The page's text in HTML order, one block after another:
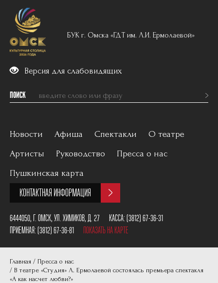
БУК г. Омска «ГДТ им. Л.И. Ермолаевой»
Версия для слабовидящих
ПОИСК
Новости Афиша Спектакли
Вечерний репертуар
Пушкинская карта
О театре
История
Наши партнеры
Артисты Руководство
Пресса о нас
Пушкинская карта
КОНТАКТНАЯ ИНФОРМАЦИЯ
6444050, Г. ОМСК, УЛ. ХИМИКОВ, Д. 27 КАССА:(3812) 67-36-31
ПРИЕМНАЯ:(3812) 67-36-81 ПОКАЗАТЬ НА КАРТЕ
Главная
Пресса о нас
В театре «Студия» Л. Ермолаевой состоялась премьера спектакля
«А как насчет любви?»